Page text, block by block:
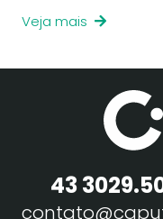
Veja mais
43